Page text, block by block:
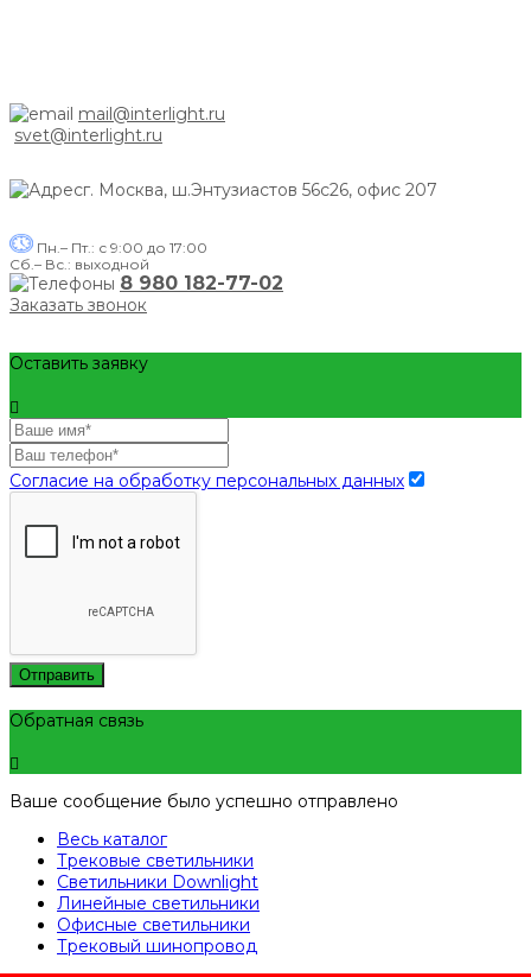
mail@interlight.ru
svet@interlight.ru
г. Москва, ш.Энтузиастов 56с26, офис 207
Пн.– Пт.: с 9:00 до 17:00
Сб.– Вс.: выходной
8 980 182-77-02
Заказать звонок
Оставить заявку
Согласие на обработку персональных данных
Отправить
Обратная связь
Ваше сообщение было успешно отправлено
Весь каталог
Трековые светильники
Светильники Downlight
Линейные светильники
Офисные светильники
Трековый шинопровод